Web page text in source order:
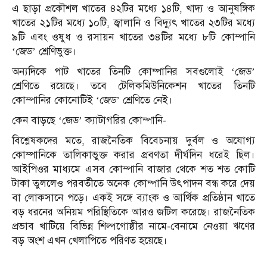
এ ছাড়া প্রকৌশল খাতের ৪২টির মধ্যে ১৪টি, খাদ্য ও আনুষঙ্গিক
খাতের ২১টির মধ্যে ১০টি, জ্বালানি ও বিদ্যুৎ খাতের ২৩টির মধ্যে
৯টি এবং ওষুধ ও রসায়ন খাতের ৩৪টির মধ্যে ৮টি কোম্পানি
‘জেড’ শ্রেণিভুক্ত।
অন্যদিকে পাট খাতের তিনটি কোম্পানির সবগুলোই ‘জেড’
শ্রেণিতে রয়েছে। তবে টেলিকমিউনিকেশন খাতের তিনটি
কোম্পানির কোনোটিই ‘জেড’ শ্রেণিতে নেই।
কেন বাড়ছে ‘জেড’ ক্যাটাগরির কোম্পানি-
বিশ্লেষকদের মতে, রাজনৈতিক বিবেচনায় দুর্বল ও অযোগ্য
কোম্পানিকে তালিকাভুক্ত করার প্রবণতা দীর্ঘদিন ধরেই ছিল।
আইপিওর মাধ্যমে এসব কোম্পানি বাজার থেকে শত শত কোটি
টাকা তুললেও পরবর্তীতে অনেক কোম্পানি উৎপাদন বন্ধ করে দেয়
বা লোকসানে পড়ে। একই সঙ্গে ব্যাংক ও আর্থিক প্রতিষ্ঠান খাতে
বড় ধরনের অনিয়ম পরিস্থিতিকে আরও জটিল করেছে। রাজনৈতিক
প্রভাব খাটিয়ে বিভিন্ন শিল্পগোষ্ঠীর নামে-বেনামে নেওয়া ঋণের
বড় অংশ এখন খেলাপিতে পরিণত হয়েছে।